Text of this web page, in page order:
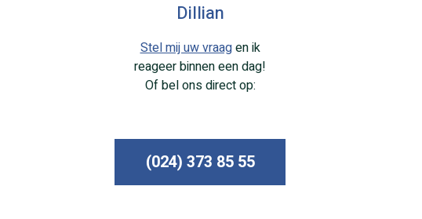
Dillian
Stel mij uw vraagen ik
reageer binnen een dag!
Of bel ons direct op:
(024) 373 85 55